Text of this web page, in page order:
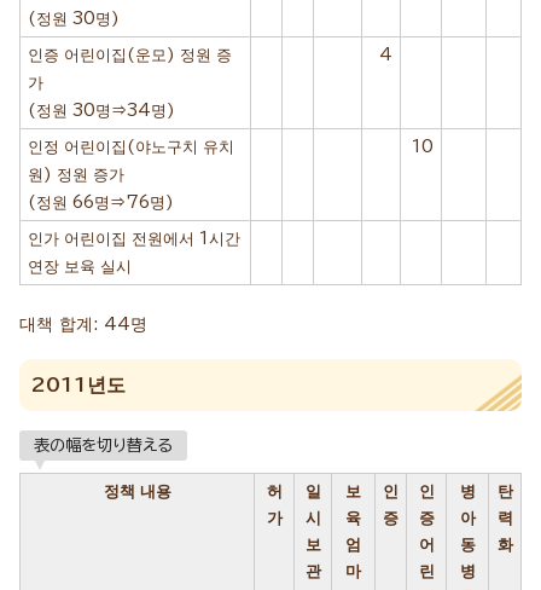
(정원 30명)
인증 어린이집(운모) 정원 증
가
(정원 30명⇒34명)
4
인정 어린이집(야노구치 유치
원) 정원 증가
(정원 66명⇒76명)
10
인가 어린이집 전원에서 1시간
연장 보육 실시
대책 합계: 44명
2011년도
表の幅を切り替える
정책 내용
허
가
일
시
보
관
보
육
엄
마
인
증
인
증
어
린
병
아
동
병
탄
력
화